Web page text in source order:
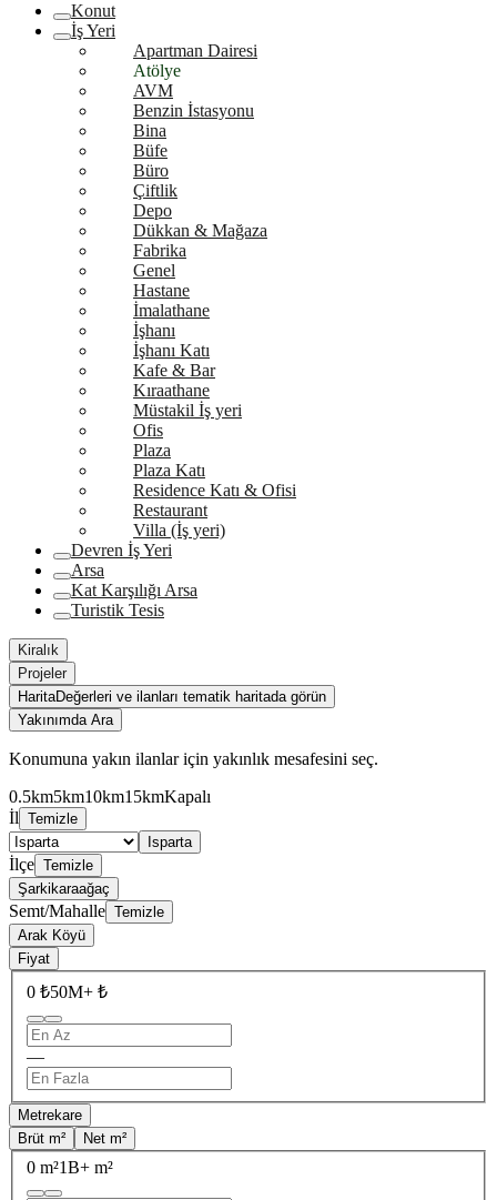
Konut
İş Yeri
Apartman Dairesi
Atölye
AVM
Benzin İstasyonu
Bina
Büfe
Büro
Çiftlik
Depo
Dükkan & Mağaza
Fabrika
Genel
Hastane
İmalathane
İşhanı
İşhanı Katı
Kafe & Bar
Kıraathane
Müstakil İş yeri
Ofis
Plaza
Plaza Katı
Residence Katı & Ofisi
Restaurant
Villa (İş yeri)
Devren İş Yeri
Arsa
Kat Karşılığı Arsa
Turistik Tesis
Kiralık
Projeler
HaritaDeğerleri ve ilanları tematik haritada görün
Yakınımda Ara
Konumuna yakın ilanlar için yakınlık mesafesini seç.
0.5km5km10km15kmKapalı
İl Temizle
Isparta
İlçe Temizle
Şarkikaraağaç
Semt/Mahalle Temizle
Arak Köyü
Fiyat
0 ₺50M+ ₺
—
Metrekare
Brüt m²
Net m²
0 m²1B+ m²